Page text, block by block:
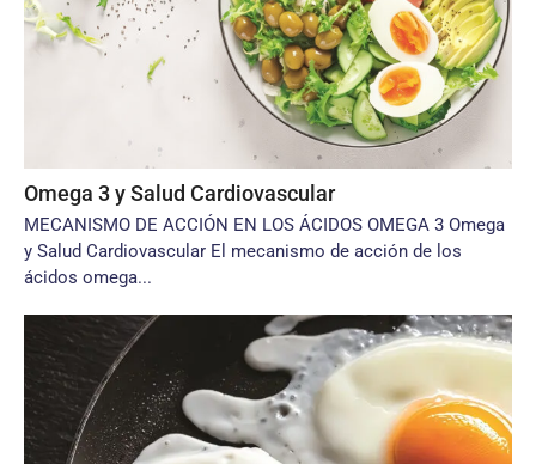
Omega 3 y Salud Cardiovascular
MECANISMO DE ACCIÓN EN LOS ÁCIDOS OMEGA 3 Omega
y Salud Cardiovascular El mecanismo de acción de los
ácidos omega...